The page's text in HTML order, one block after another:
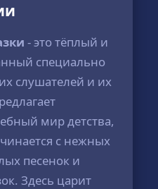
- это тёплый и
специально
слушателей и их
мир детства,
с нежных
песенок и
Здесь царит